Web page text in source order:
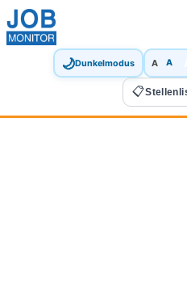
🌙Dunkelmodus A A
📋